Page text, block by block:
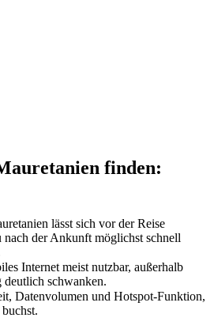
finden:
lässt sich vor der Reise
nach der Ankunft möglichst schnell
Internet meist nutzbar, außerhalb
schwanken.
Datenvolumen und Hotspot-Funktion,